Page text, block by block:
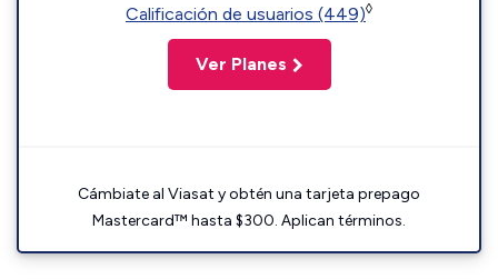
Calificación de usuarios (449)◊
Ver Planes
Cámbiate al Viasat y obtén una tarjeta prepago
Mastercard™ hasta $300. Aplican términos.